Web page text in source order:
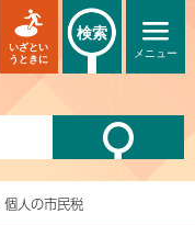
メニュー
いざとい
うときに
検索
人の市民税